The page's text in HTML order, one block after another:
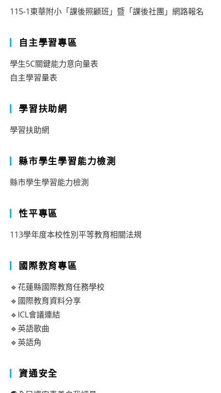
115-1東華附小「課後照顧班」暨「課後社團」網路報名
自主學習專區
學生5C關鍵能力意向量表
自主學習量表
學習扶助網
學習扶助網
縣市學生學習能力檢測
縣市學生學習能力檢測
性平專區
113學年度本校性別平等教育相關法規
國際教育專區
🔹花蓮縣國際教育任務學校
🔹國際教育資料分享
🔹ICL會議連結
🔹英語歌曲
🔹英語角
資通安全